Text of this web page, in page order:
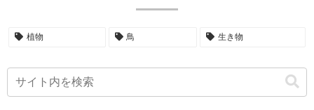
植物 鳥 生き物